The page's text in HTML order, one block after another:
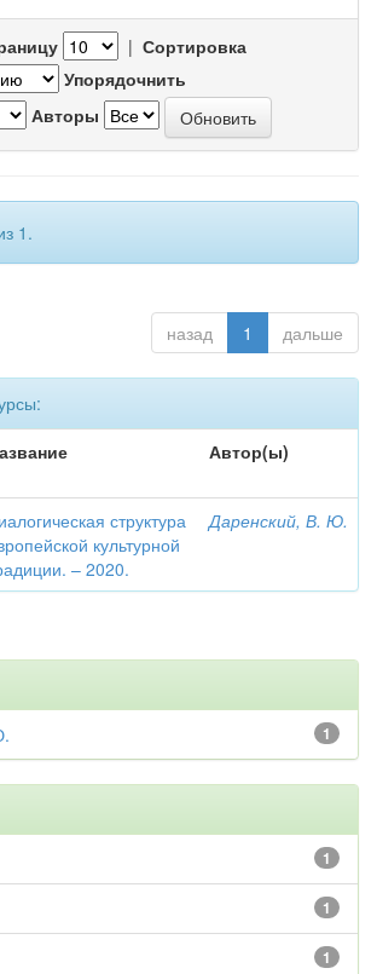
| Сортировка
Упорядочнить
Авторы
1.
назад 1 дальше
Автор(ы)
структура
культурной
– 2020.
Даренский, В. Ю.
1
1
1
1